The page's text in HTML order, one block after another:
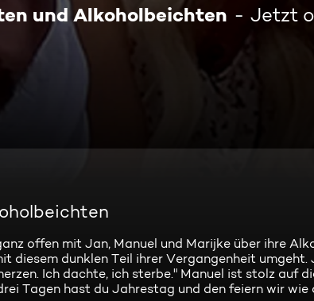
und Alkoholbeichten Jetzt
offen mit Jan, Manuel und Marijke über ihre
diesem dunklen Teil ihrer Vergangenheit umgeht.
Ich dachte, ich sterbe." Manuel ist stolz auf
Tagen hast du Jahrestag und den feiern wir wie